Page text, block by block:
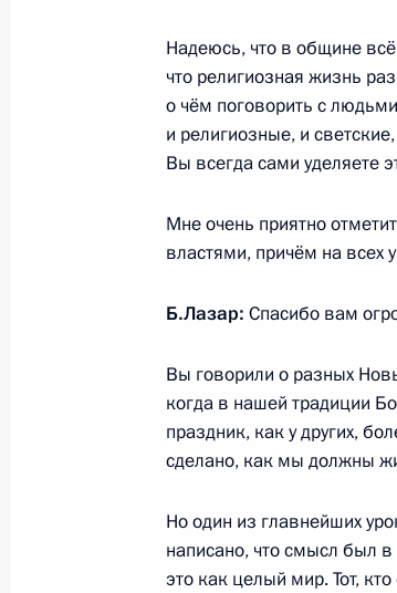
22 сентября 2017 года,
Заседание президиума
22 сентября 2017 года, 18:15
21 сентября 2017 года,
Встреча с
21 сентября 2017 года, 15:50
Посещение офиса ИТ-
21 сентября 2017 года, 14:30
Надеюсь, что в общине
что религиозная жизнь
о чём поговорить с
и религиозные, и
Вы всегда сами уделяете
Мне очень приятно
властями, причём на всех
Б.Лазар: Спасибо вам
Вы говорили о разных
когда в нашей традиции
праздник, как у других,
сделано, как мы должны
Но один из главнейших
написано, что смысл был
это как целый мир. Тот,